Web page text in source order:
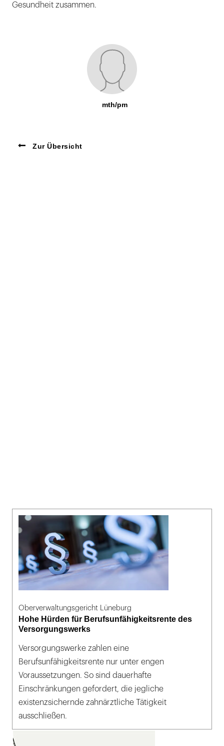
Gesundheit zusammen.
mth/pm
Zur Übersicht
Oberverwaltungsgericht Lüneburg
Hohe Hürden für Berufsunfähigkeitsrente des
Versorgungswerks
Versorgungswerke zahlen eine
Berufsunfähigkeitsrente nur unter engen
Voraussetzungen. So sind dauerhafte
Einschränkungen gefordert, die jegliche
existenzsichernde zahnärztliche Tätigkeit
ausschließen.